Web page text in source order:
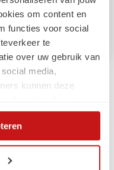
om content en
functies voor social
te
over uw gebruik van
media,
kunnen deze
op basis van
cookieverklaring op
op elk moment
door de tijd